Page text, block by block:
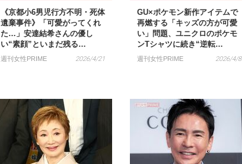
《京都小6男児行方不明・死体
遺棄事件》「可愛がってくれ
た…」安達結希さんの優し
い“素顔”といまだ残る…
週刊女性PRIME 2026/4/21
GU×ポケモン新作アイテムで
再燃する「キッズの方が可愛
い」問題、ユニクロのポケモ
ンTシャツに続き“逆転…
週刊女性PRIME 2026/4/8